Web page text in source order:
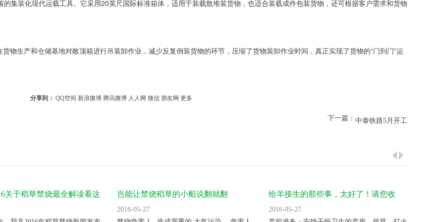
装化现代运载工具。它采用20英尺国际标准箱体，适用于装载散堆装货物，也适合装载成件包装货物，还可根据客户需求和货物
生产和仓储基地对敞顶箱进行吊装卸作业，减少反复倒装货物的环节，压缩了货物装卸作业时间，真正实现了货物的“门到门”运
分享到： QQ空间 新浪微博 腾讯微博 人人网 微信 朋友网 更多
下一篇： 中泰铁路5月开工
关于稻草禁烧最全解读看这 岂能让禁烧稻草的小船说翻就翻
2016-05-27
给羊接生的那些事，太好了！请您收
藏！
2016-05-27